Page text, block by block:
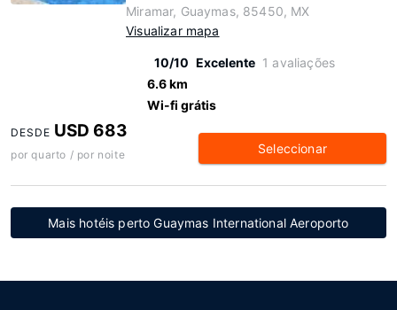
Miramar, Guaymas, 85450, MX
Visualizar mapa
10/10 Excelente 1 avaliações
6.6 km
Wi-fi grátis
DESDE USD 683
por quarto / por noite Seleccionar
Mais hotéis perto Guaymas International Aeroporto